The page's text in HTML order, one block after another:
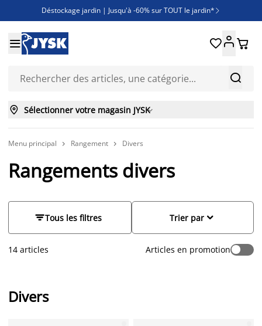
Déstockage jardin | Jusqu'à -60% sur TOUT le jardin* 
Jusqu'à -50% sur une sélection literie
Découvrez les nouveautés de la collection


 
 Sélectionner votre magasin JYSK
Menu principal  Rangement  Divers
Rangements divers
Tous les filtres 
Trier par
14 articles Articles en promotion
Divers